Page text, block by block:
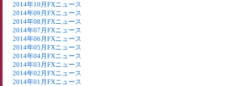
2014年10月FXニュース
2014年09月FXニュース
2014年08月FXニュース
2014年07月FXニュース
2014年06月FXニュース
2014年05月FXニュース
2014年04月FXニュース
2014年03月FXニュース
2014年02月FXニュース
2014年01月FXニュース